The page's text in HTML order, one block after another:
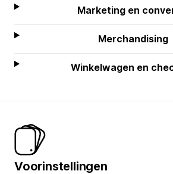
Marketing en
Merchandising
Winkelwagen en
Voorinstellingen